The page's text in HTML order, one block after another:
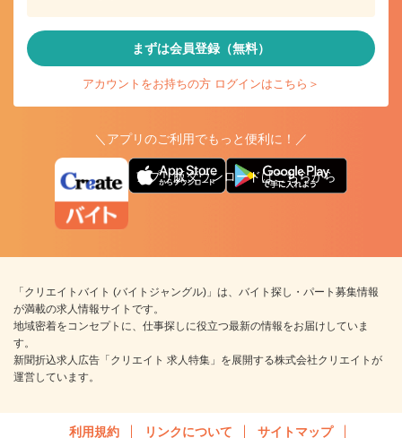
まずは会員登録（無料）
アカウントをお持ちの方 ログインはこちら＞
＼アプリのご利用でもっと便利に！／
アプリ版ダウンロードはこちらから
「クリエイトバイト (バイトジャングル)」は、バイト探し・パート募集情報
が満載の求人情報サイトです。
地域密着をコンセプトに、仕事探しに役立つ最新の情報をお届けしていま
す。
新聞折込求人広告「クリエイト 求人特集」を展開する株式会社クリエイトが
運営しています。
利用規約 リンクについて サイトマップ